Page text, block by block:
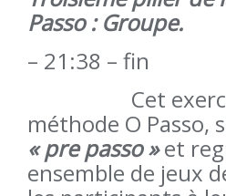
Passo : Groupe.
– 21:38 – fin
Cet
méthode O Passo,
« pre passo »et
ensemble de jeux